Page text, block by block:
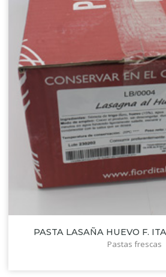
PASTA LASAÑA HUEVO F.
Pastas frescas